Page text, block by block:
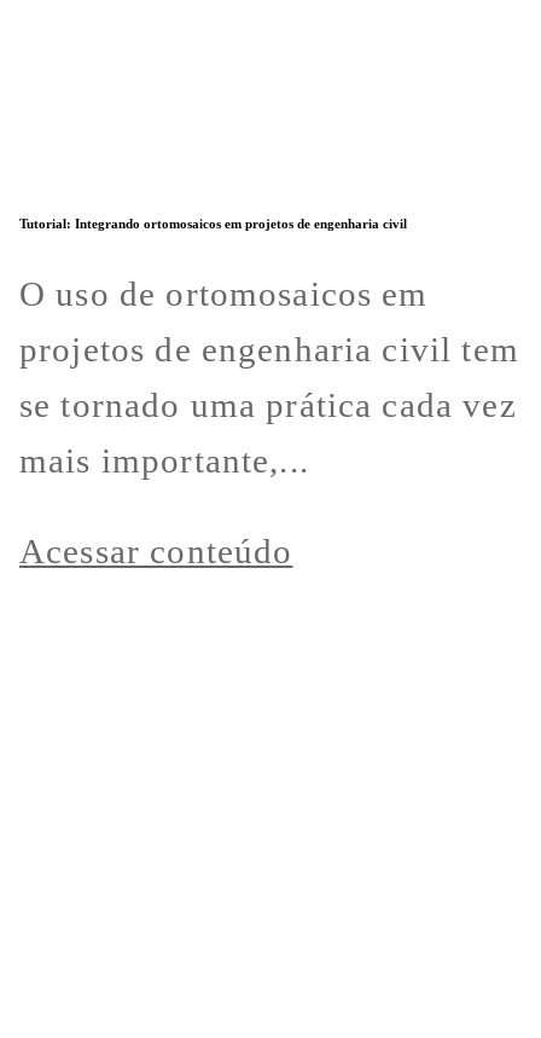
Tutorial: Integrando ortomosaicos em projetos de engenharia civil
O uso de ortomosaicos em
projetos de engenharia civil tem
se tornado uma prática cada vez
mais importante,...
Acessar conteúdo